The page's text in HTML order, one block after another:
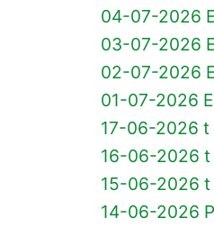
04-07-2026
03-07-2026
02-07-2026
01-07-2026
17-06-2026 t
16-06-2026 t
15-06-2026 t
14-06-2026